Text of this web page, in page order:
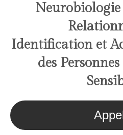
Identification et
des
S